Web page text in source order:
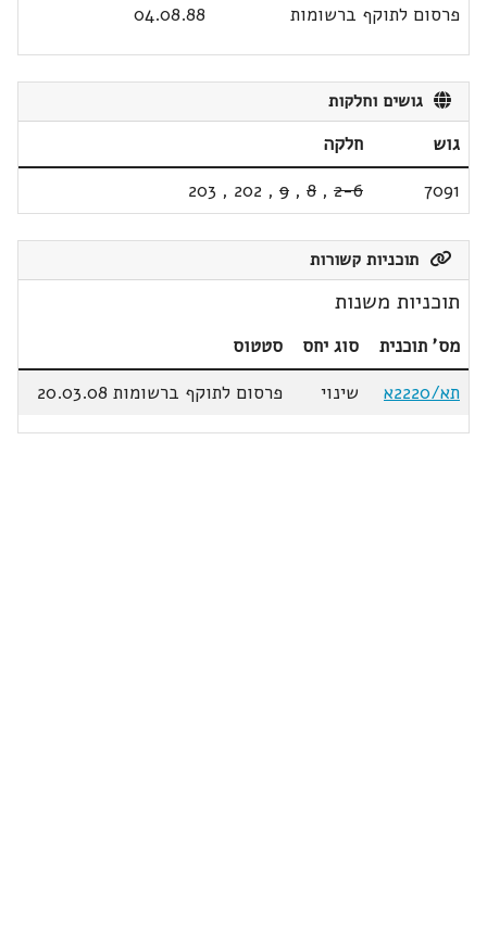
פרסום לתוקף ברשומות
04.08.88
גושים וחלקות
גוש
חלקה
7091
2-6
,
8
,
9
,
202
,
203
תוכניות קשורות
תוכניות משנות
מס' תוכנית סוג יחס
סטטוס
תא/2220א
שינוי פרסום לתוקף ברשומות 20.03.08